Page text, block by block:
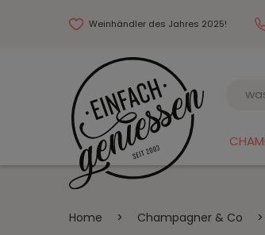
Weinhändler des Jahres 2025!
Home > Champagner & Co >